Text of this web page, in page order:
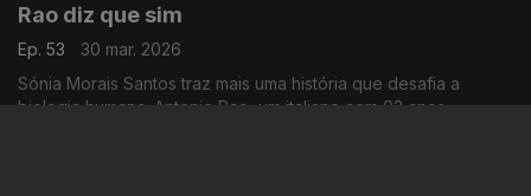
Rao diz que sim
Ep. 53
30 mar. 2026
Sónia Morais Santos traz mais uma história que desafia a
biologia humana. Antonio Rao, um italiano com 93 anos,